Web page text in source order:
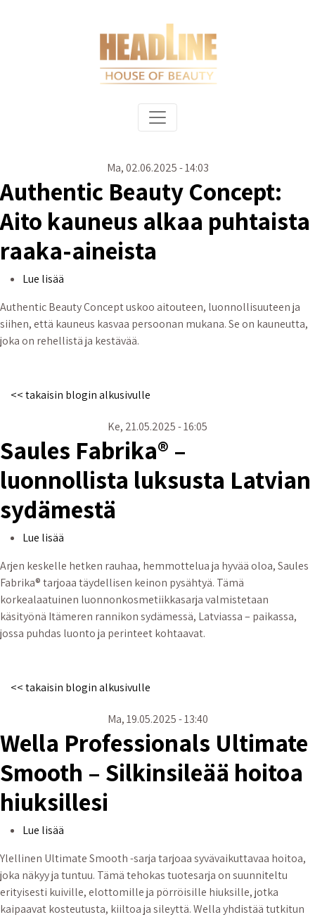
Päävalikko
Ma, 02.06.2025 - 14:03
Authentic Beauty Concept:
Aito kauneus alkaa puhtaista
raaka-aineista
Lue lisää
Authentic Beauty Concept uskoo aitouteen, luonnollisuuteen ja
siihen, että kauneus kasvaa persoonan mukana. Se on kauneutta,
joka on rehellistä ja kestävää.
<< takaisin blogin alkusivulle
Ke, 21.05.2025 - 16:05
Saules Fabrika® –
luonnollista luksusta Latvian
sydämestä
Lue lisää
Arjen keskelle hetken rauhaa, hemmottelua ja hyvää oloa, Saules
Fabrika® tarjoaa täydellisen keinon pysähtyä. Tämä
korkealaatuinen luonnonkosmetiikkasarja valmistetaan
käsityönä Itämeren rannikon sydämessä, Latviassa – paikassa,
jossa puhdas luonto ja perinteet kohtaavat.
<< takaisin blogin alkusivulle
Ma, 19.05.2025 - 13:40
Wella Professionals Ultimate
Smooth – Silkinsileää hoitoa
hiuksillesi
Lue lisää
Ylellinen Ultimate Smooth -sarja tarjoaa syvävaikuttavaa hoitoa,
joka näkyy ja tuntuu. Tämä tehokas tuotesarja on suunniteltu
erityisesti kuiville, elottomille ja pörröisille hiuksille, jotka
kaipaavat kosteutusta, kiiltoa ja sileyttä. Wella yhdistää tutkitun